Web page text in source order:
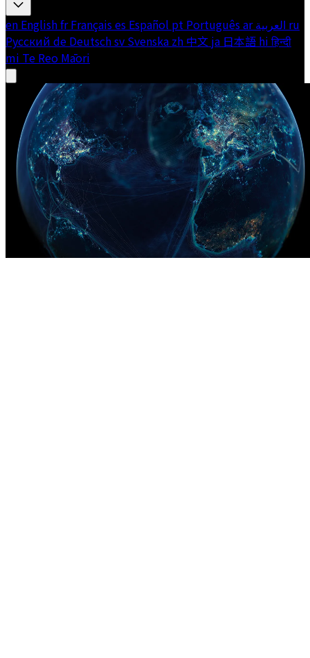
en Englishfr Françaises Español pt Portuguêsar العربية ru
Русский de Deutschsv Svenska zh 中文 ja 日本語 hi हिन्दी
mi Te Reo Māori